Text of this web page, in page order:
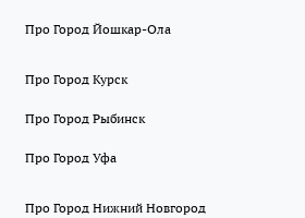
Про Город Йошкар-Ола
Про Город Курск
Про Город Рыбинск
Про Город Уфа
Про Город Нижний Новгород